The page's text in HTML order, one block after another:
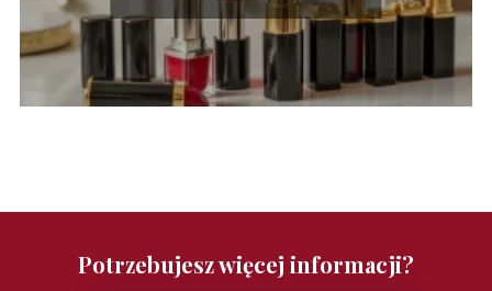
Potrzebujesz więcej informacji?